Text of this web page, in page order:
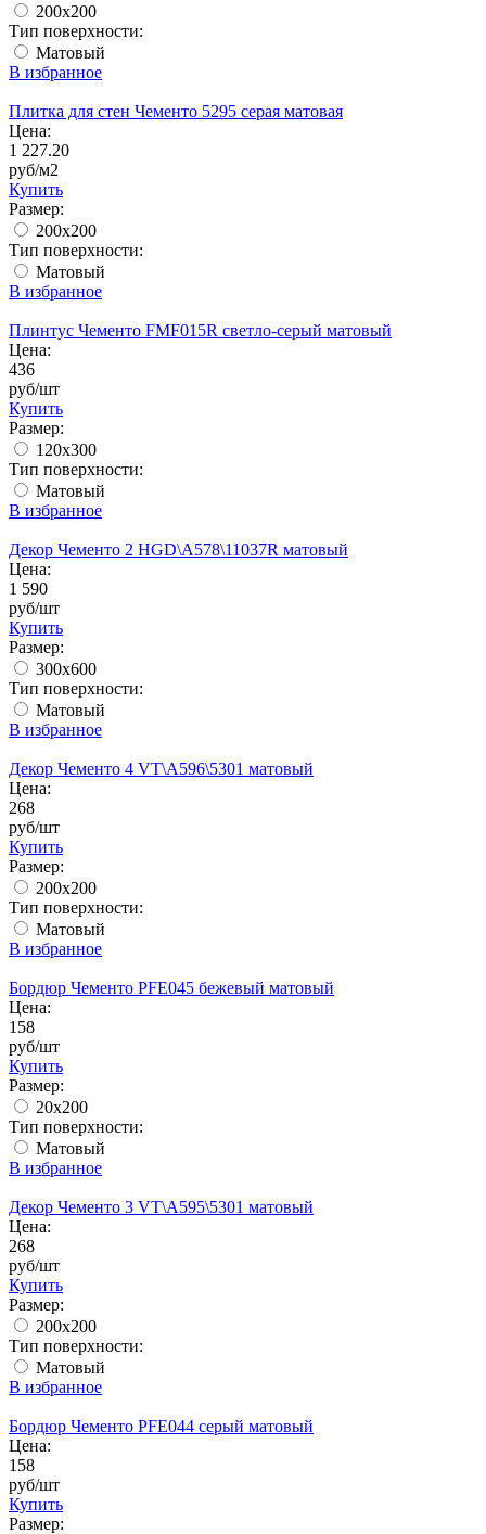
200x200
Тип поверхности:
Матовый
В избранное
Плитка для стен Чементо 5295 серая матовая
Цена:
1 227.20
руб/м2
Купить
Размер:
200x200
Тип поверхности:
Матовый
В избранное
Плинтус Чементо FMF015R светло-серый матовый
Цена:
436
руб/шт
Купить
Размер:
120x300
Тип поверхности:
Матовый
В избранное
Декор Чементо 2 HGD\A578\11037R матовый
Цена:
1 590
руб/шт
Купить
Размер:
300x600
Тип поверхности:
Матовый
В избранное
Декор Чементо 4 VT\A596\5301 матовый
Цена:
268
руб/шт
Купить
Размер:
200x200
Тип поверхности:
Матовый
В избранное
Бордюр Чементо PFE045 бежевый матовый
Цена:
158
руб/шт
Купить
Размер:
20х200
Тип поверхности:
Матовый
В избранное
Декор Чементо 3 VT\A595\5301 матовый
Цена:
268
руб/шт
Купить
Размер:
200x200
Тип поверхности:
Матовый
В избранное
Бордюр Чементо PFE044 серый матовый
Цена:
158
руб/шт
Купить
Размер: